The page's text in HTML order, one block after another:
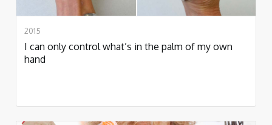
2015
I can only control what’s in the palm of my own
hand